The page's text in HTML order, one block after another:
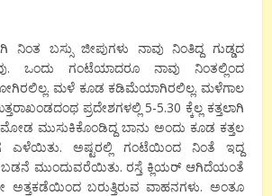
ನಿಂತ ಬಸ್ಸು ಜೀಪುಗಳು ನಾವು ನಿಂತಿದ್ದ ಗುಡ್ಡದ
ಒಂದು ಗಂಟೆಯಾದರೂ ನಾವು ನಿಂತಲ್ಲಿಂದ
ಮಳೆ ಕೂಡ ಕಡಿಮೆಯಾಗಿರಲಿಲ್ಲ. ಮಳೆಗಾಲ
ಪ್ರದೇಶಗಳಲ್ಲಿ 5-5.30 ಕ್ಕೆಲ್ಲ ಕತ್ತಲಾಗಿ
ಮುಸುಕಿಕೊಂಡಿದ್ದ ಬಾನು ಅಂದು ಕೂಡ ಕತ್ತಲ
ಎಳೆಯಿತು. ಅಷ್ಟರಲ್ಲಿ ಗಂಟೆಯಿಂದ ನಿಂತೆ ಇದ್ದ
ಮುಂದುವರೆಯಿತು. ರಸ್ತೆ ಕ್ಲಿಯರ್ ಆಗಿದೆಯಂತೆ
ಅತ್ತಕಡೆಯಿಂದ ಬರುತ್ತಿರುವ ವಾಹನಗಳು. ಅಂತೂ